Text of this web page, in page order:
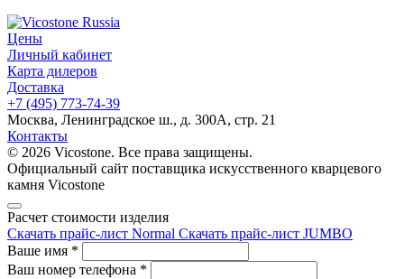
Цены
Личный кабинет
Карта дилеров
Доставка
+7 (495) 773-74-39
Москва, Ленинградское ш., д. 300А, стр. 21
Контакты
© 2026 Vicostone. Все права защищены.
Официальный сайт поставщика искусственного кварцевого
камня Vicostone
Расчет стоимости изделия
Скачать прайс-лист Normal Скачать прайс-лист JUMBO
Ваше имя *
Ваш номер телефона *